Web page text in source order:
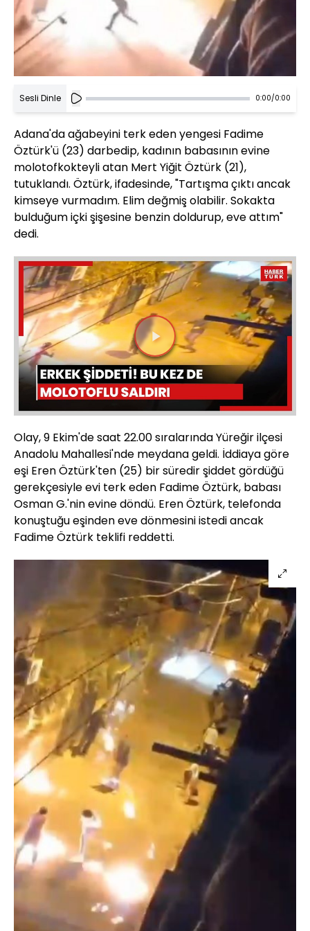
Sesli Dinle 0:00/0:00
Adana'da ağabeyini terk eden yengesi Fadime
Öztürk'ü (23) darbedip, kadının babasının evine
molotofkokteyli atan Mert Yiğit Öztürk (21),
tutuklandı. Öztürk, ifadesinde, "Tartışma çıktı ancak
kimseye vurmadım. Elim değmiş olabilir. Sokakta
bulduğum içki şişesine benzin doldurup, eve attım"
dedi.
Videoyu
Oynat
Olay, 9 Ekim'de saat 22.00 sıralarında Yüreğir ilçesi
Anadolu Mahallesi'nde meydana geldi. İddiaya göre
eşi Eren Öztürk'ten (25) bir süredir şiddet gördüğü
gerekçesiyle evi terk eden Fadime Öztürk, babası
Osman G.'nin evine döndü. Eren Öztürk, telefonda
konuştuğu eşinden eve dönmesini istedi ancak
Fadime Öztürk teklifi reddetti.